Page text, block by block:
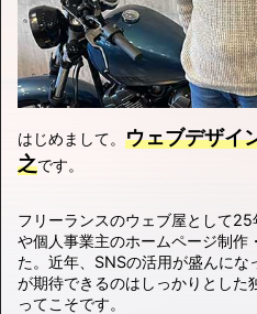
はじめまして。 ウェブデザイ
之です。
フリーランスのウェブ屋として
や個人事業主のホームページ制作
た。近年、SNSの活用が盛んに
が期待できるのはしっかりとした
ってこそです。